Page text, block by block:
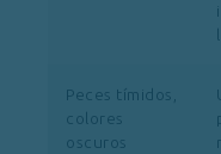
Peces tímidos,
colores
oscuros